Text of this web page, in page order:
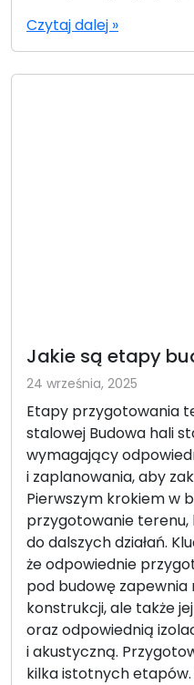
Czytaj dalej »
Jakie są etapy
24 września, 2025
Etapy przygotowania
stalowej Budowa hali
wymagający
i zaplanowania, aby
Pierwszym krokiem w
przygotowanie
do dalszych działań.
że odpowiednie
pod budowę zapewnia
konstrukcji, ale także
oraz odpowiednią
i akustyczną.
kilka istotnych etapów.